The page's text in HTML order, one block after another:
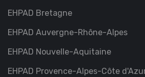
EHPAD Bretagne
EHPAD Auvergne-Rhône-Alpes
EHPAD Nouvelle-Aquitaine
EHPAD Provence-Alpes-Côte